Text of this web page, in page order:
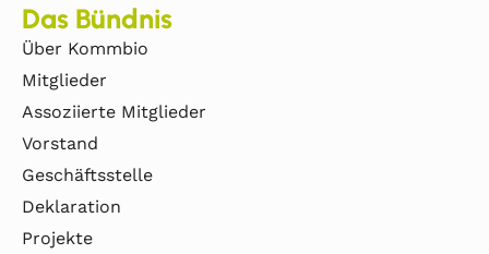
Das Bündnis
Über Kommbio
Mitglieder
Assoziierte Mitglieder
Vorstand
Geschäftsstelle
Deklaration
Projekte